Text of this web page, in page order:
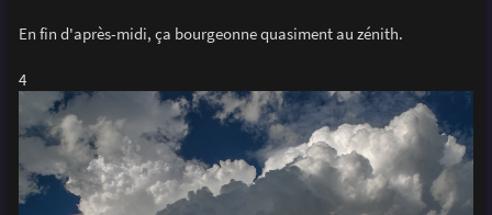
En fin d'après-midi, ça bourgeonne quasiment au zénith.
4